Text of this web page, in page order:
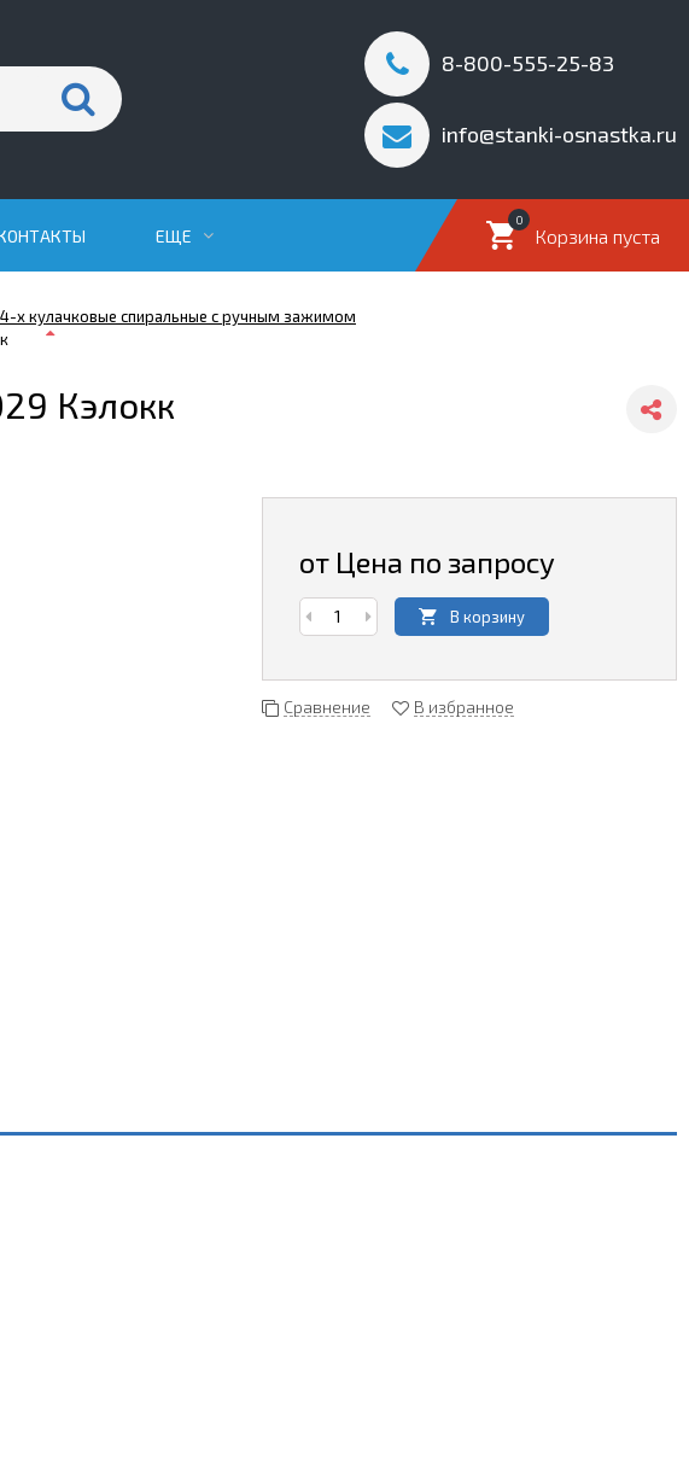
8-800-555-25-83
info@stanki-osnastka.ru
Корзина пуста
0
ЕЩЕ
х кулачковые спиральные с ручным зажимом
Кэлокк
от Цена по запросу
В корзину
Сравнение В избранное